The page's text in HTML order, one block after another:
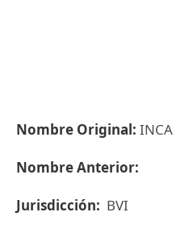
Nombre Original: INCA
Nombre Anterior:
Jurisdicción: BVI